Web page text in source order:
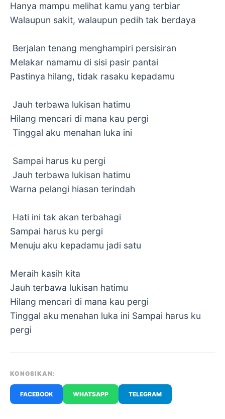
Hanya mampu melihat kamu yang terbiar
Walaupun sakit, walaupun pedih tak berdaya
Berjalan tenang menghampiri persisiran
Melakar namamu di sisi pasir pantai
Pastinya hilang, tidak rasaku kepadamu
Jauh terbawa lukisan hatimu
Hilang mencari di mana kau pergi
Tinggal aku menahan luka ini
Sampai harus ku pergi
Jauh terbawa lukisan hatimu
Warna pelangi hiasan terindah
Hati ini tak akan terbahagi
Sampai harus ku pergi
Menuju aku kepadamu jadi satu
Meraih kasih kita
Jauh terbawa lukisan hatimu
Hilang mencari di mana kau pergi
Tinggal aku menahan luka ini Sampai harus ku
pergi
KONGSIKAN:
FACEBOOK WHATSAPP TELEGRAM